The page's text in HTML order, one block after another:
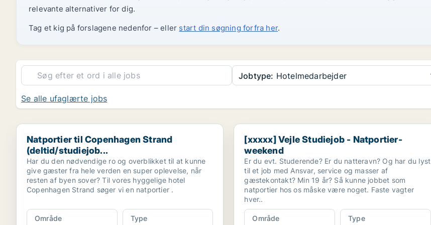
relevante alternativer for dig.
Tag et kig på forslagene nedenfor – eller start din søgning forfra her.
Jobtype: Hotelmedarbejder
Se alle ufaglærte jobs
Natportier til Copenhagen Strand (deltid/studiejob...
Natportier til Copenhagen Strand
(deltid/studiejob...
Har du den nødvendige ro og overblikket til at kunne
give gæster fra hele verden en super oplevelse, når
resten af byen sover? Til vores hyggelige hotel
Copenhagen Strand søger vi en natportier .
Område
Type
[xxxxx] Vejle Studiejob - Natportier- weekend
[xxxxx] Vejle Studiejob - Natportier-
weekend
Er du evt. Studerende? Er du natteravn? Og har du lyst
til et job med Ansvar, service og masser af
gæstekontakt? Min 19 år? Så kunne jobbet som
natportier hos os måske være noget. Faste vagter
hver..
Område
Type